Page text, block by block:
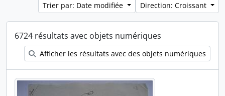
Trier par: Date modifiée
Direction: Croissant
6724 résultats avec objets numériques
Afficher les résultats avec des objets numériques